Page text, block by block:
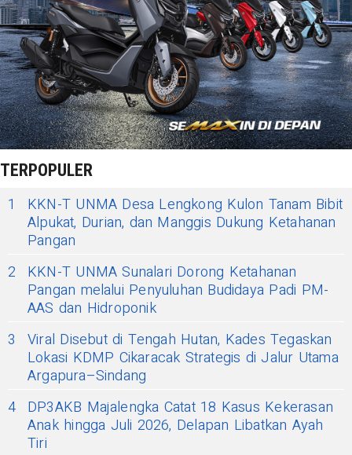
TERPOPULER
1
KKN-T UNMA Desa Lengkong Kulon Tanam Bibit
Alpukat, Durian, dan Manggis Dukung Ketahanan
Pangan
2
KKN-T UNMA Sunalari Dorong Ketahanan
Pangan melalui Penyuluhan Budidaya Padi PM-
AAS dan Hidroponik
3
Viral Disebut di Tengah Hutan, Kades Tegaskan
Lokasi KDMP Cikaracak Strategis di Jalur Utama
Argapura–Sindang
4 DP3AKB Majalengka Catat 18 Kasus Kekerasan
Anak hingga Juli 2026, Delapan Libatkan Ayah
Tiri